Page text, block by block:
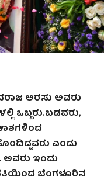
ಅರಸು ಅವರು
ಒಬ್ಬರು.ಬಡವರು,
ಎಂದು
ಅವರು ಇಂದು
ಬೆಂಗಳೂರಿನ